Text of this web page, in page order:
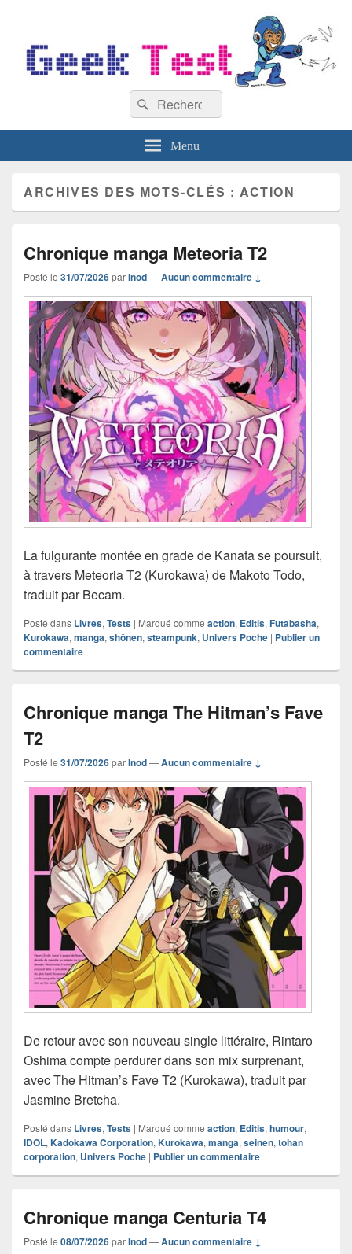
Recherche :
Rechercher
Menu
ARCHIVES DES MOTS-CLÉS :ACTION
Chronique manga Meteoria T2
Posté le 31/07/2026parInod—Aucun commentaire ↓
La fulgurante montée en grade de Kanata se poursuit,
à travers Meteoria T2 (Kurokawa) de Makoto Todo,
traduit par Becam.
Posté dans Livres, Tests | Marqué comme action, Editis, Futabasha,
Kurokawa, manga, shônen, steampunk, Univers Poche | Publier un
commentaire
Chronique manga The Hitman’s Fave
T2
Posté le 31/07/2026parInod—Aucun commentaire ↓
De retour avec son nouveau single littéraire, Rintaro
Oshima compte perdurer dans son mix surprenant,
avec The Hitman’s Fave T2 (Kurokawa), traduit par
Jasmine Bretcha.
Posté dans Livres, Tests | Marqué comme action, Editis, humour,
IDOL, Kadokawa Corporation, Kurokawa, manga, seinen, tohan
corporation, Univers Poche | Publier un commentaire
Chronique manga Centuria T4
Posté le 08/07/2026parInod—Aucun commentaire ↓